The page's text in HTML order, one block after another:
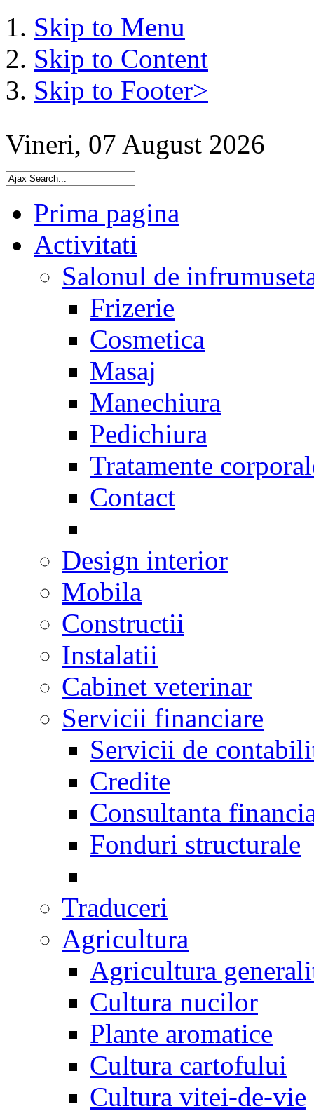
Skip to Menu
Skip to Content
Skip to Footer>
Vineri, 07 August 2026
Prima pagina
Activitati
Salonul de
Frizerie
Cosmetica
Masaj
Manechiura
Pedichiura
Tratamente
Contact
Design interior
Mobila
Constructii
Instalatii
Cabinet veterinar
Servicii financiare
Servicii de
Credite
Consultanta
Fonduri structurale
Traduceri
Agricultura
Agricultura
Cultura nucilor
Plante aromatice
Cultura cartofului
Cultura vitei-de-vie